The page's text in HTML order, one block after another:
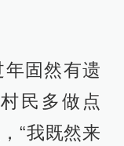
固然有遗
民多做点
“我既然来